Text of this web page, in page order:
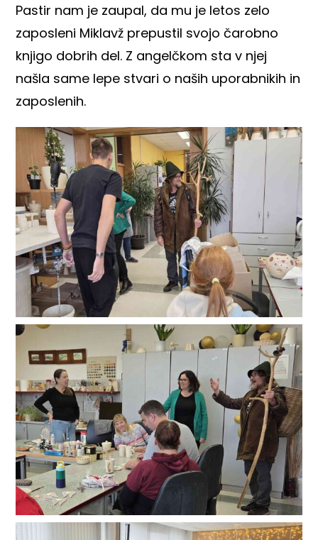
Pastir nam je zaupal, da mu je letos zelo
zaposleni Miklavž prepustil svojo čarobno
knjigo dobrih del. Z angelčkom sta v njej
našla same lepe stvari o naših uporabnikih in
zaposlenih.